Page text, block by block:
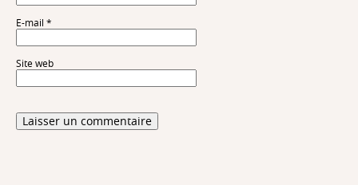
E-mail *
Site web